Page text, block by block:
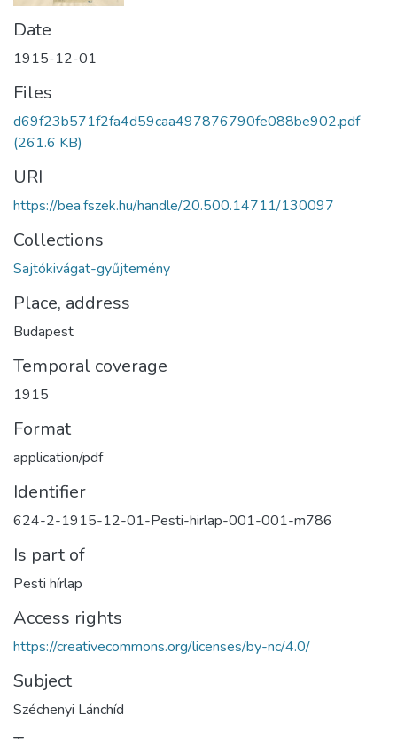
Date
1915-12-01
Files
d69f23b571f2fa4d59caa497876790fe088be902.pdf
(261.6 KB)
URI
https://bea.fszek.hu/handle/20.500.14711/130097
Collections
Sajtókivágat-gyűjtemény
Place, address
Budapest
Temporal coverage
1915
Format
application/pdf
Identifier
624-2-1915-12-01-Pesti-hirlap-001-001-m786
Is part of
Pesti hírlap
Access rights
https://creativecommons.org/licenses/by-nc/4.0/
Subject
Széchenyi Lánchíd